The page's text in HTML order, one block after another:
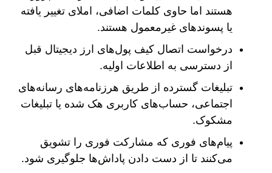
هستند اما حاوی کلمات اضافی، املای تغییر یافته
یا پسوندهای غیرمعمول هستند.
درخواست اتصال کیف پول‌های ارز دیجیتال قبل
از دسترسی به اطلاعات اولیه.
تبلیغات گسترده از طریق هرزنامه‌های رسانه‌های
اجتماعی، حساب‌های کاربری هک شده یا تبلیغات
مشکوک.
پیام‌های فوری که مشارکت فوری را تشویق
می‌کنند تا از دست دادن پاداش‌ها جلوگیری شود.